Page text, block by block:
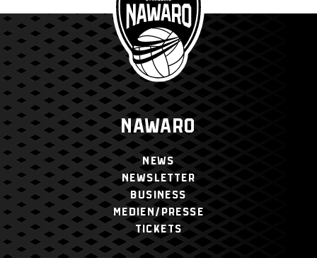
NAWARO
NEWS
NEWSLETTER
BUSINESS
MEDIEN/PRESSE
TICKETS